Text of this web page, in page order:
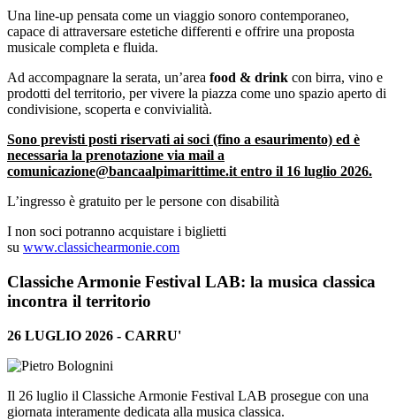
Una line-up pensata come un viaggio sonoro contemporaneo,
capace di attraversare estetiche differenti e offrire una proposta
musicale completa e fluida.
Ad accompagnare la serata, un’area food & drink con birra, vino e
prodotti del territorio, per vivere la piazza come uno spazio aperto di
condivisione, scoperta e convivialità.
Sono previsti posti riservati ai soci (fino a esaurimento) ed è
necessaria la prenotazione via mail a
comunicazione@bancaalpimarittime.it entro il 16 luglio 2026.
L’ingresso è gratuito per le persone con disabilità
I non soci potranno acquistare i biglietti
su www.classichearmonie.com
Classiche Armonie Festival LAB: la musica classica
incontra il territorio
26 LUGLIO 2026 - CARRU'
Il 26 luglio il Classiche Armonie Festival LAB prosegue con una
giornata interamente dedicata alla musica classica.